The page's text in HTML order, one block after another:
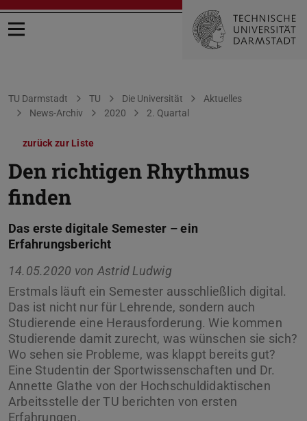
Menü öffnen
Sie befinden sich hier:
TU Darmstadt TU Die Universität
Aktuelles
News-Archiv
2020 2. Quartal
zurück zur Liste
Den richtigen Rhythmus
finden
Das erste digitale Semester – ein
Erfahrungsbericht
14.05.2020 von Astrid Ludwig
Erstmals läuft ein Semester ausschließlich digital.
Das ist nicht nur für Lehrende, sondern auch
Studierende eine Herausforderung. Wie kommen
Studierende damit zurecht, was wünschen sie sich?
Wo sehen sie Probleme, was klappt bereits gut?
Eine Studentin der Sportwissenschaften und Dr.
Annette Glathe von der Hochschuldidaktischen
Arbeitsstelle der TU berichten von ersten
Erfahrungen.